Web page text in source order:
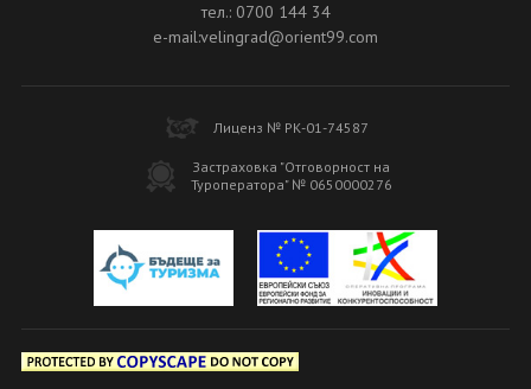
тел.: 0700 144 34
e-mail:velingrad@orient99.com
Лиценз № РК-01-74587
Застраховка "Отговорност на
Туроператора" № 0650000276